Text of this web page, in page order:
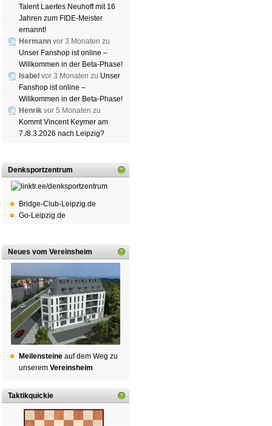
Talent Laertes Neuhoff mit 16
Jahren zum FIDE-Meister
ernannt!
Hermann vor 3 Monaten zu
Unser Fanshop ist online –
Willkommen in der Beta-Phase!
Isabel vor 3 Monaten zu Unser
Fanshop ist online –
Willkommen in der Beta-Phase!
Henrik vor 5 Monaten zu
Kommt Vincent Keymer am
7./8.3.2026 nach Leipzig?
Denksportzentrum
Bridge-Club-Leipzig.de
Go-Leipzig.de
Neues vom Vereinsheim
Mei­len­stei­ne auf dem Weg zu
un­se­rem Ver­eins­heim
Taktikquickie